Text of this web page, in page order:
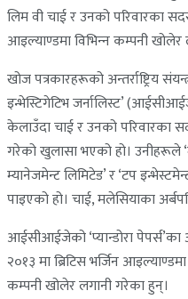
लिम वी चाई र उनको परिवारका
आइल्याण्डमा विभिन्‍न कम्पनी
खोज पत्रकारहरूको अन्तर्राष्ट्रिय
इन्भेस्टिगेटिभ जर्नालिस्ट’
केलाउँदा चाई र उनको परिवारका
गरेको खुलासा भएको हो। उनीहरूले
म्यानेजमेन्ट लिमिटेड’ र ‘टप
पाइएको हो। चाई, मलेसियाका
आईसीआईजेको ‘प्यान्डोरा
२०१३ मा ब्रिटिस भर्जिन
कम्पनी खोलेर लगानी गरेका हुन्।